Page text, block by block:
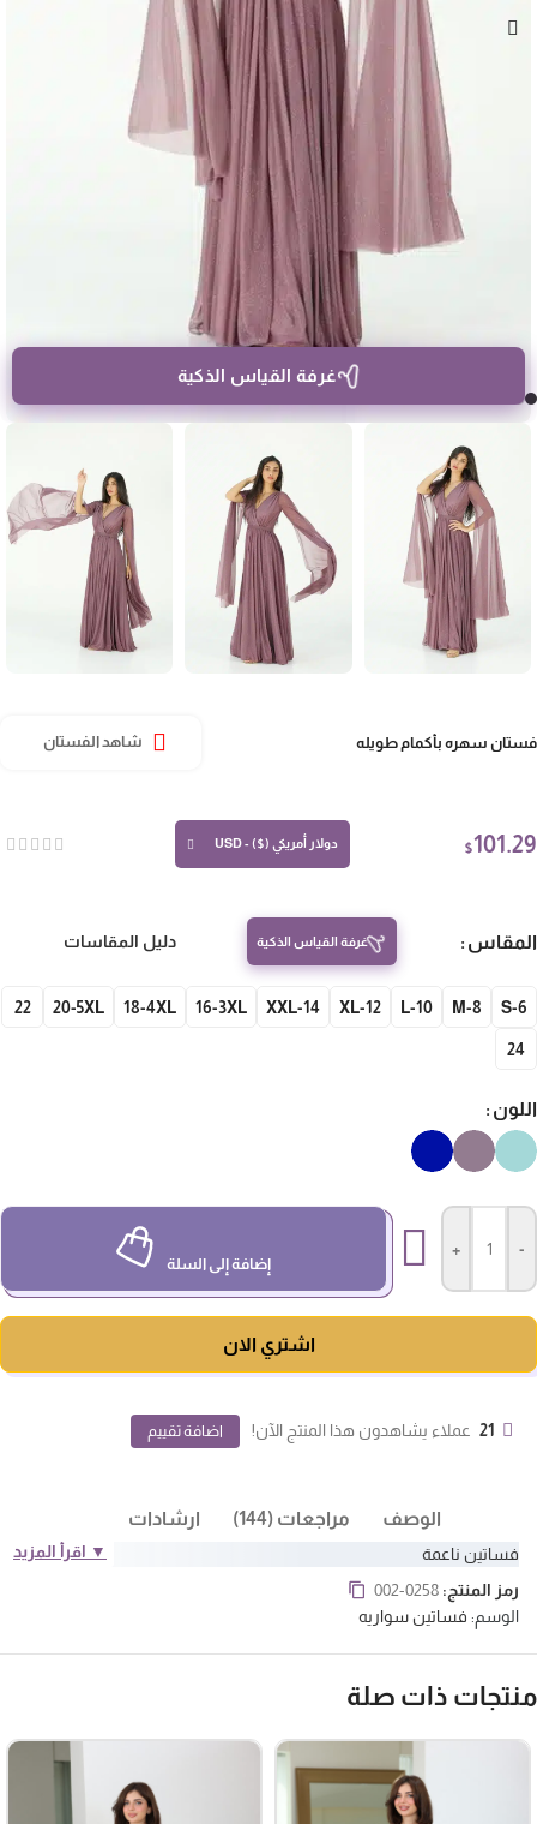
غرفة القياس الذكية
سهره بأكمام طويله شاهد الفستان
$ دولار أمريكي ($) - USD
غرفة القياس الذكية دليل المقاسات
S-
10-L
12-XL
14-XXL
16-3XL
18-4XL
20-5XL
22
24
إضافة إلى السلة
اشتري الان
21 عملاء يشاهدون هذا المنتج الآن! اضافة تقييم
الوصف مراجعات (144) ارشادات
فساتين ناعمة
▼ اقرأ المزيد
رمز المنتج:002-0258
الوسم:فساتين سواريه
ذات صلة